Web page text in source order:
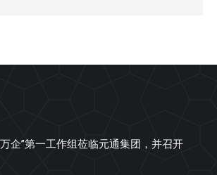
企”第一工作组莅临元通集团，并召开